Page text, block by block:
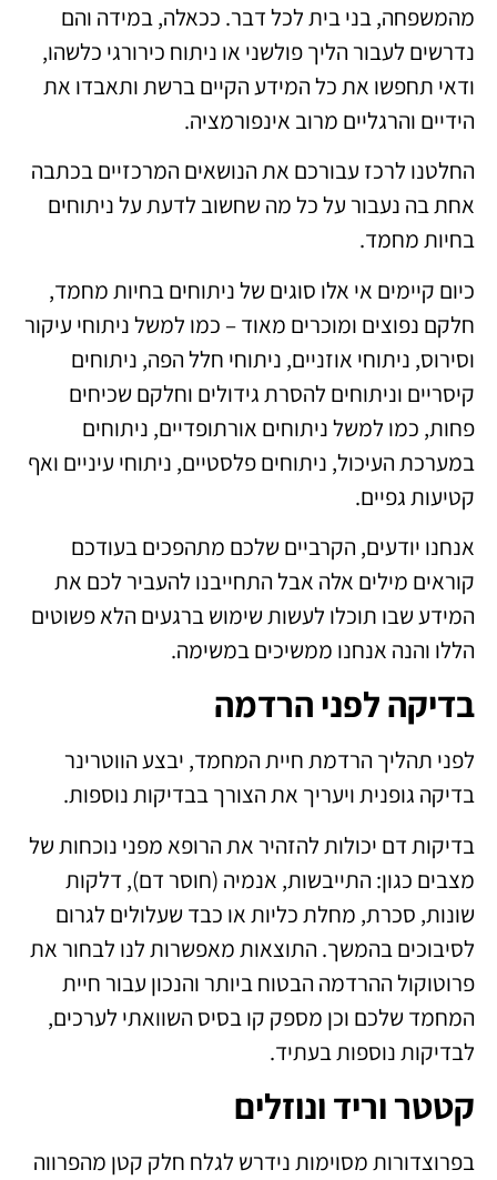
מהמשפחה, בני בית לכל דבר. ככאלה, במידה והם
נדרשים לעבור הליך פולשני או ניתוח כירורגי כלשהו,
ודאי תחפשו את כל המידע הקיים ברשת ותאבדו את
הידיים והרגליים מרוב אינפורמציה.
החלטנו לרכז עבורכם את הנושאים המרכזיים בכתבה
אחת בה נעבור על כל מה שחשוב לדעת על ניתוחים
בחיות מחמד.
כיום קיימים אי אלו סוגים של ניתוחים בחיות מחמד,
חלקם נפוצים ומוכרים מאוד – כמו למשל ניתוחי עיקור
וסירוס, ניתוחי אוזניים, ניתוחי חלל הפה, ניתוחים
קיסריים וניתוחים להסרת גידולים וחלקם שכיחים
פחות, כמו למשל ניתוחים אורתופדיים, ניתוחים
במערכת העיכול, ניתוחים פלסטיים, ניתוחי עיניים ואף
קטיעות גפיים.
אנחנו יודעים, הקרביים שלכם מתהפכים בעודכם
קוראים מילים אלה אבל התחייבנו להעביר לכם את
המידע שבו תוכלו לעשות שימוש ברגעים הלא פשוטים
הללו והנה אנחנו ממשיכים במשימה.
בדיקה לפני הרדמה
לפני תהליך הרדמת חיית המחמד, יבצע הווטרינר
בדיקה גופנית ויעריך את הצורך בבדיקות נוספות.
בדיקות דם יכולות להזהיר את הרופא מפני נוכחות של
מצבים כגון: התייבשות, אנמיה (חוסר דם), דלקות
שונות, סכרת, מחלת כליות או כבד שעלולים לגרום
לסיבוכים בהמשך. התוצאות מאפשרות לנו לבחור את
פרוטוקול ההרדמה הבטוח ביותר והנכון עבור חיית
המחמד שלכם וכן מספק קו בסיס השוואתי לערכים,
לבדיקות נוספות בעתיד.
קטטר וריד ונוזלים
בפרוצדורות מסוימות נידרש לגלח חלק קטן מהפרווה